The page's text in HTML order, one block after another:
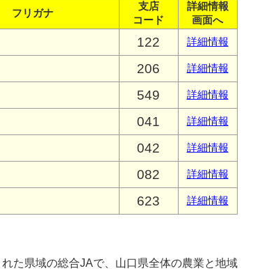
フリガナ
支店
コード
詳細情報
画面へ
122 詳細情報
206 詳細情報
549 詳細情報
041 詳細情報
042 詳細情報
082 詳細情報
623 詳細情報
た県域の総合JAで、山口県全体の農業と地域